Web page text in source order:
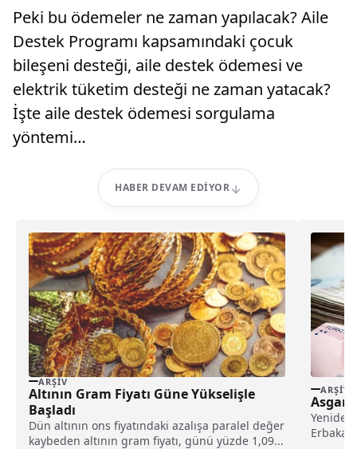
Peki bu ödemeler ne zaman yapılacak? Aile
Destek Programı kapsamındaki çocuk
bileşeni desteği, aile destek ödemesi ve
elektrik tüketim desteği ne zaman yatacak?
İşte aile destek ödemesi sorgulama
yöntemi…
HABER DEVAM EDIYOR
ARŞIV
Altının Gram Fiyatı Güne Yükselişle
Başladı
Dün altının ons fiyatındaki azalışa paralel değer
kaybeden altının gram fiyatı, günü yüzde 1,09...
ARŞIV
Asgari
Yeniden